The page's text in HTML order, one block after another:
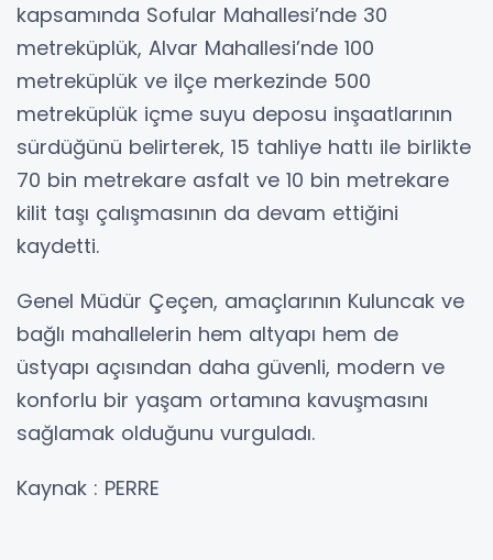
kapsamında Sofular Mahallesi’nde 30
metreküplük, Alvar Mahallesi’nde 100
metreküplük ve ilçe merkezinde 500
metreküplük içme suyu deposu inşaatlarının
sürdüğünü belirterek, 15 tahliye hattı ile birlikte
70 bin metrekare asfalt ve 10 bin metrekare
kilit taşı çalışmasının da devam ettiğini
kaydetti.
Genel Müdür Çeçen, amaçlarının Kuluncak ve
bağlı mahallelerin hem altyapı hem de
üstyapı açısından daha güvenli, modern ve
konforlu bir yaşam ortamına kavuşmasını
sağlamak olduğunu vurguladı.
Kaynak : PERRE